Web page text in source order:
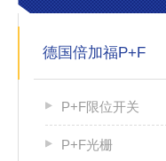
德国倍加福P+F
P+F限位开关
P+F光栅